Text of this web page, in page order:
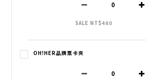
SALE NT$480
OH!HER品牌票卡夾